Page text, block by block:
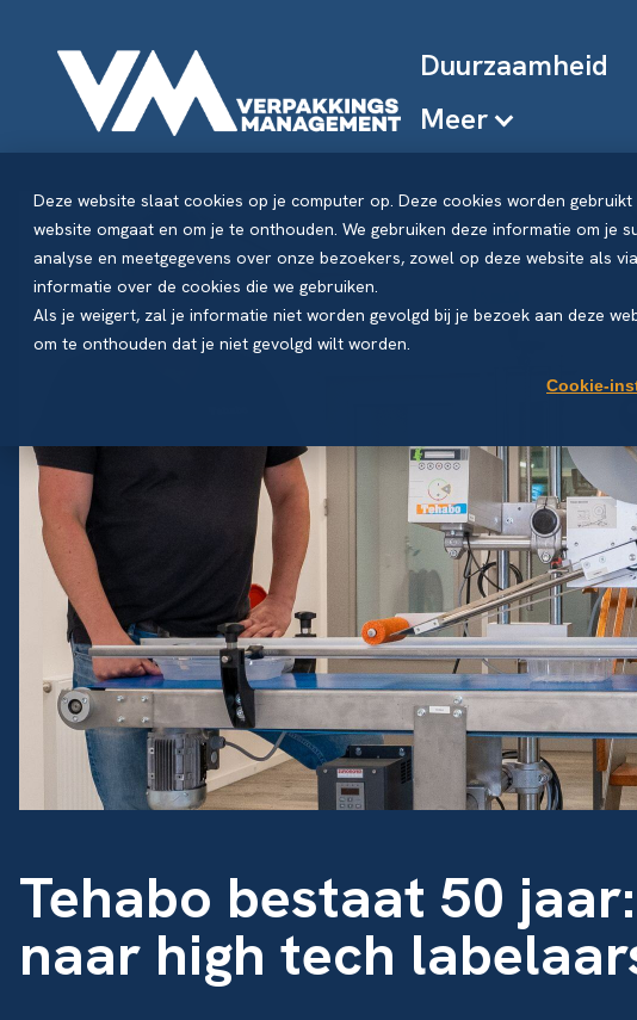
Deze website slaat cookies op je computer op. Deze cookies worden
website omgaat en om je te onthouden. We gebruiken deze informatie om
analyse en meetgegevens over onze bezoekers, zowel op deze website als
informatie over de cookies die we gebruiken.
Als je weigert, zal je informatie niet worden gevolgd bij je bezoek aan deze
om te onthouden dat je niet gevolgd wilt worden.
Cookie-
Duurzaamheid
Meer
Tehabo bestaat 50
naar high tech